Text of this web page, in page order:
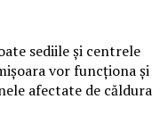
sediile și centrele
vor funcționa și
afectate de căldura